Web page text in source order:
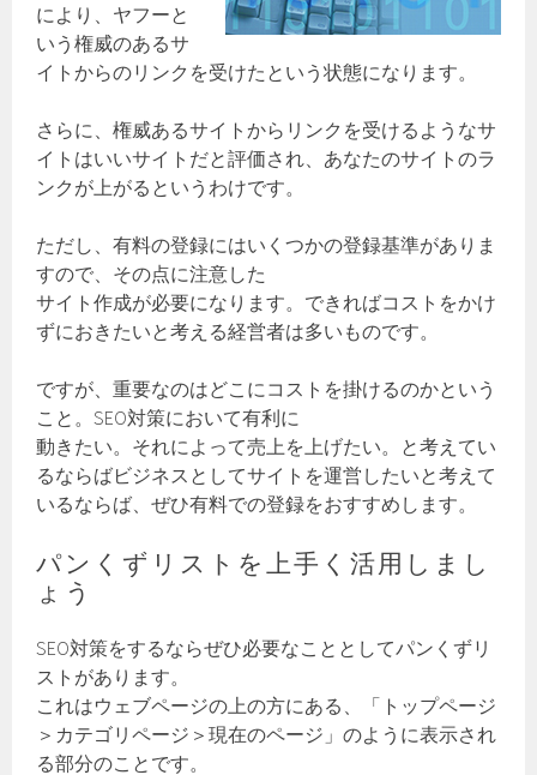
により、ヤフーと
いう権威のあるサ
イトからのリンクを受けたという状態になります。
さらに、権威あるサイトからリンクを受けるようなサ
イトはいいサイトだと評価され、あなたのサイトのラ
ンクが上がるというわけです。
ただし、有料の登録にはいくつかの登録基準がありま
すので、その点に注意した
サイト作成が必要になります。できればコストをかけ
ずにおきたいと考える経営者は多いものです。
ですが、重要なのはどこにコストを掛けるのかという
こと。SEO対策において有利に
動きたい。それによって売上を上げたい。と考えてい
るならばビジネスとしてサイトを運営したいと考えて
いるならば、ぜひ有料での登録をおすすめします。
パンくずリストを上手く活用しまし
ょう
SEO対策をするならぜひ必要なこととしてパンくずリ
ストがあります。
これはウェブページの上の方にある、「トップページ
＞カテゴリページ＞現在のページ」のように表示され
る部分のことです。